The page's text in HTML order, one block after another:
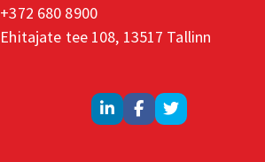
+372 680 8900
Ehitajate tee 108, 13517 Tallinn